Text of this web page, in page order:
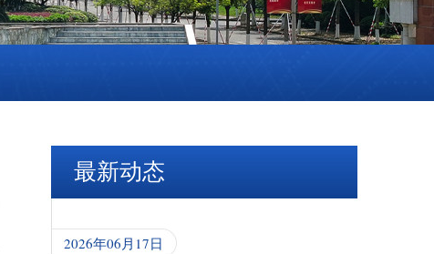
最新动态
2026年06月17日